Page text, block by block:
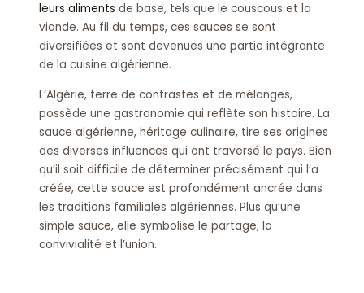
leurs aliments de base, tels que le couscous et la
viande. Au fil du temps, ces sauces se sont
diversifiées et sont devenues une partie intégrante
de la cuisine algérienne.
L’Algérie, terre de contrastes et de mélanges,
possède une gastronomie qui reflète son histoire. La
sauce algérienne, héritage culinaire, tire ses origines
des diverses influences qui ont traversé le pays. Bien
qu’il soit difficile de déterminer précisément qui l’a
créée, cette sauce est profondément ancrée dans
les traditions familiales algériennes. Plus qu’une
simple sauce, elle symbolise le partage, la
convivialité et l’union.